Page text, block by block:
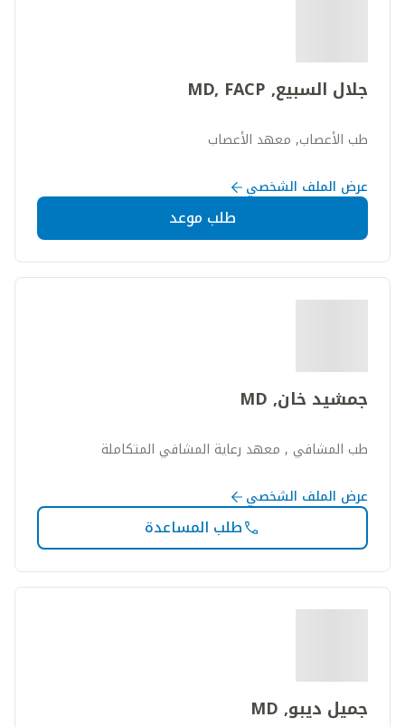
جلال السبيع, MD, FACP
طب الأعصاب, معهد الأعصاب
عرض الملف الشخصي
طلب موعد
جمشيد خان, MD
طب المشافي , معهد رعاية المشافي المتكاملة
عرض الملف الشخصي
طلب المساعدة
جميل ديبو, MD